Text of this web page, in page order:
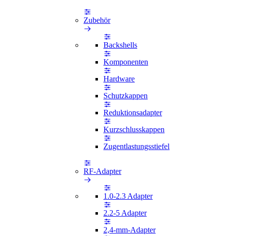
Zubehör
Backshells
Komponenten
Hardware
Schutzkappen
Reduktionsadapter
Kurzschlusskappen
Zugentlastungsstiefel
RF-Adapter
1.0-2.3 Adapter
2.2-5 Adapter
2,4-mm-Adapter